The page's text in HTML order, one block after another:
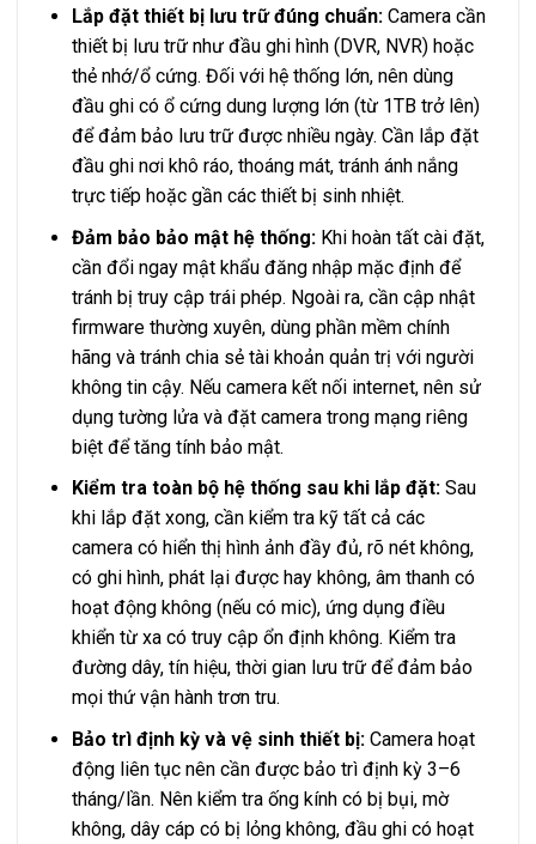
Lắp đặt thiết bị lưu trữ đúng chuẩn:Camera cần
thiết bị lưu trữ như đầu ghi hình (DVR, NVR) hoặc
thẻ nhớ/ổ cứng. Đối với hệ thống lớn, nên dùng
đầu ghi có ổ cứng dung lượng lớn (từ 1TB trở lên)
để đảm bảo lưu trữ được nhiều ngày. Cần lắp đặt
đầu ghi nơi khô ráo, thoáng mát, tránh ánh nắng
trực tiếp hoặc gần các thiết bị sinh nhiệt.
Đảm bảo bảo mật hệ thống:Khi hoàn tất cài đặt,
cần đổi ngay mật khẩu đăng nhập mặc định để
tránh bị truy cập trái phép. Ngoài ra, cần cập nhật
firmware thường xuyên, dùng phần mềm chính
hãng và tránh chia sẻ tài khoản quản trị với người
không tin cậy. Nếu camera kết nối internet, nên sử
dụng tường lửa và đặt camera trong mạng riêng
biệt để tăng tính bảo mật.
Kiểm tra toàn bộ hệ thống sau khi lắp đặt:Sau
khi lắp đặt xong, cần kiểm tra kỹ tất cả các
camera có hiển thị hình ảnh đầy đủ, rõ nét không,
có ghi hình, phát lại được hay không, âm thanh có
hoạt động không (nếu có mic), ứng dụng điều
khiển từ xa có truy cập ổn định không. Kiểm tra
đường dây, tín hiệu, thời gian lưu trữ để đảm bảo
mọi thứ vận hành trơn tru.
Bảo trì định kỳ và vệ sinh thiết bị:Camera hoạt
động liên tục nên cần được bảo trì định kỳ 3–6
tháng/lần. Nên kiểm tra ống kính có bị bụi, mờ
không, dây cáp có bị lỏng không, đầu ghi có hoạt